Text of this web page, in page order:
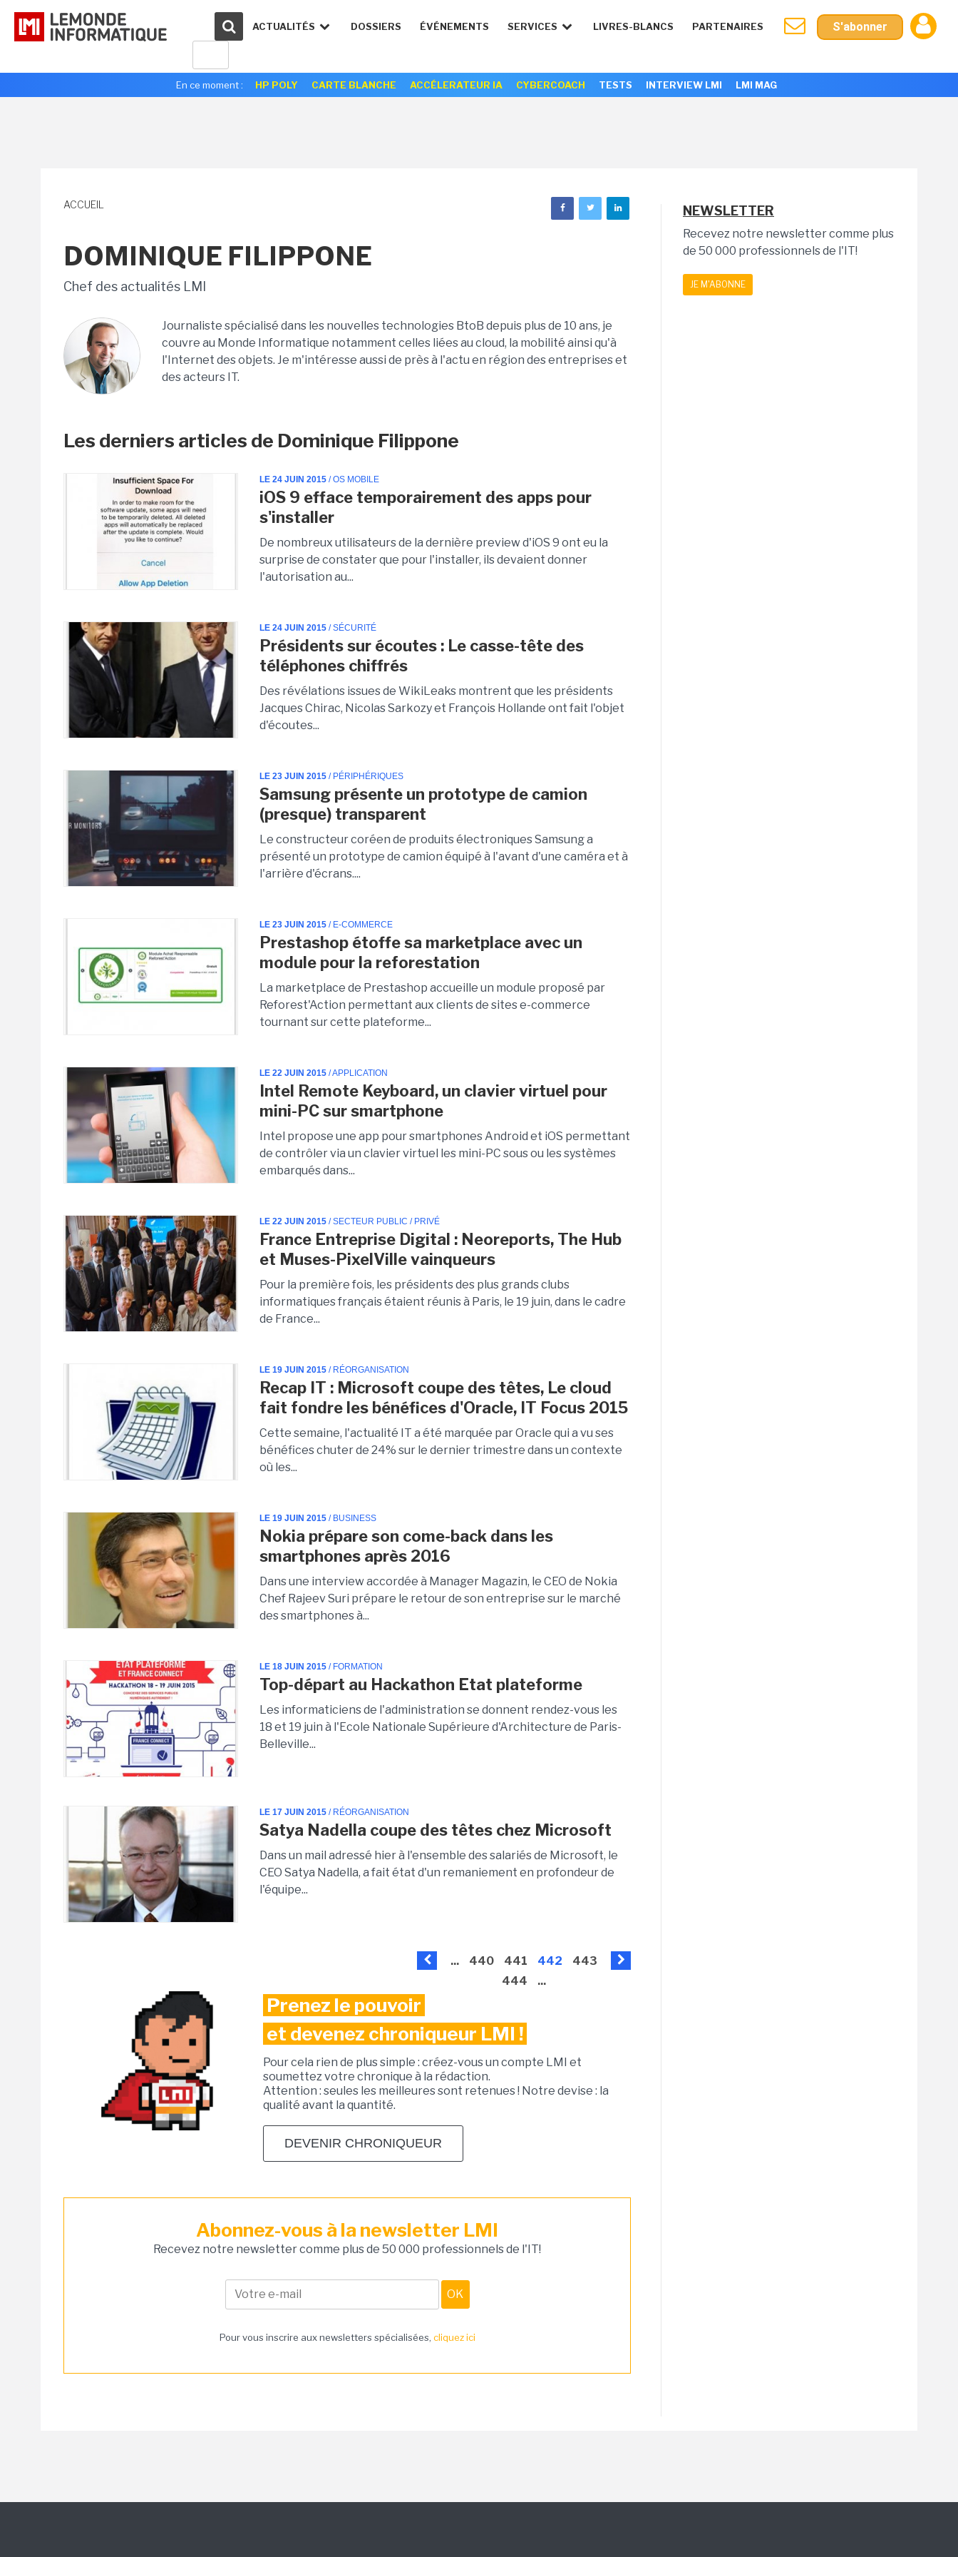
ACTUALITÉS DOSSIERS ÉVÉNEMENTS SERVICES LIVRES-BLANCS PARTENAIRES S'abonner
En ce moment : HP POLY CARTE BLANCHE ACCÉLERATEUR IA CYBERCOACH TESTS INTERVIEW LMI LMI MAG
ACCUEIL
DOMINIQUE FILIPPONE
Chef des actualités LMI
Journaliste spécialisé dans les nouvelles technologies BtoB depuis plus de 10 ans, je
couvre au Monde Informatique notamment celles liées au cloud, la mobilité ainsi qu'à
l'Internet des objets. Je m'intéresse aussi de près à l'actu en région des entreprises et
des acteurs IT.
Les derniers articles de Dominique Filippone
LE 24 JUIN 2015 / OS MOBILE
iOS 9 efface temporairement des apps pour
s'installer
De nombreux utilisateurs de la dernière preview d'iOS 9 ont eu la
surprise de constater que pour l'installer, ils devaient donner
l'autorisation au...
LE 24 JUIN 2015 / SÉCURITÉ
Présidents sur écoutes : Le casse-tête des
téléphones chiffrés
Des révélations issues de WikiLeaks montrent que les présidents
Jacques Chirac, Nicolas Sarkozy et François Hollande ont fait l'objet
d'écoutes...
LE 23 JUIN 2015 / PÉRIPHÉRIQUES
Samsung présente un prototype de camion
(presque) transparent
Le constructeur coréen de produits électroniques Samsung a
présenté un prototype de camion équipé à l'avant d'une caméra et à
l'arrière d'écrans....
LE 23 JUIN 2015 / E-COMMERCE
Prestashop étoffe sa marketplace avec un
module pour la reforestation
La marketplace de Prestashop accueille un module proposé par
Reforest'Action permettant aux clients de sites e-commerce
tournant sur cette plateforme...
LE 22 JUIN 2015 / APPLICATION
Intel Remote Keyboard, un clavier virtuel pour
mini-PC sur smartphone
Intel propose une app pour smartphones Android et iOS permettant
de contrôler via un clavier virtuel les mini-PC sous ou les systèmes
embarqués dans...
LE 22 JUIN 2015 / SECTEUR PUBLIC / PRIVÉ
France Entreprise Digital : Neoreports, The Hub
et Muses-PixelVille vainqueurs
Pour la première fois, les présidents des plus grands clubs
informatiques français étaient réunis à Paris, le 19 juin, dans le cadre
de France...
LE 19 JUIN 2015 / RÉORGANISATION
Recap IT : Microsoft coupe des têtes, Le cloud
fait fondre les bénéfices d'Oracle, IT Focus 2015
Cette semaine, l'actualité IT a été marquée par Oracle qui a vu ses
bénéfices chuter de 24% sur le dernier trimestre dans un contexte
où les...
LE 19 JUIN 2015 / BUSINESS
Nokia prépare son come-back dans les
smartphones après 2016
Dans une interview accordée à Manager Magazin, le CEO de Nokia
Chef Rajeev Suri prépare le retour de son entreprise sur le marché
des smartphones à...
LE 18 JUIN 2015 / FORMATION
Top-départ au Hackathon Etat plateforme
Les informaticiens de l'administration se donnent rendez-vous les
18 et 19 juin à l'Ecole Nationale Supérieure d'Architecture de Paris-
Belleville...
LE 17 JUIN 2015 / RÉORGANISATION
Satya Nadella coupe des têtes chez Microsoft
Dans un mail adressé hier à l'ensemble des salariés de Microsoft, le
CEO Satya Nadella, a fait état d'un remaniement en profondeur de
l'équipe...
... 440 441 442
443
444
...
Prenez le pouvoir
et devenez chroniqueur LMI !
Pour cela rien de plus simple : créez-vous un compte LMI et
soumettez votre chronique à la rédaction.
Attention : seules les meilleures sont retenues ! Notre devise : la
qualité avant la quantité.
DEVENIR CHRONIQUEUR
Abonnez-vous à la newsletter LMI
Recevez notre newsletter comme plus de 50 000 professionnels de l'IT!
Pour vous inscrire aux newsletters spécialisées, cliquez ici
NEWSLETTER
Recevez notre newsletter comme plus
de 50 000 professionnels de l'IT!
JE M'ABONNE